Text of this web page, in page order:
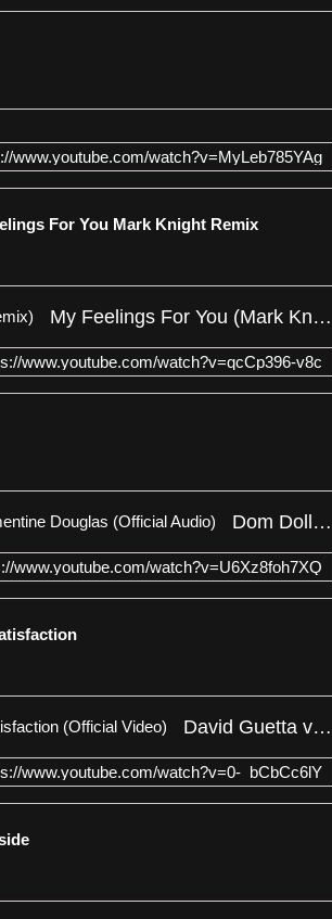
www.youtube.com/watch?v=MyLeb785YAg
For You Mark Knight Remix
My Feelings For You (Mark Knight Remix)
www.youtube.com/watch?v=qcCp396-v8c
Dom Dolla - Miracle Maker feat. Clementine Douglas (Official Audio)
www.youtube.com/watch?v=U6Xz8foh7XQ
David Guetta vs Benny Benassi - Satisfaction (Official Video)
www.youtube.com/watch?v=0-_bCbCc6lY